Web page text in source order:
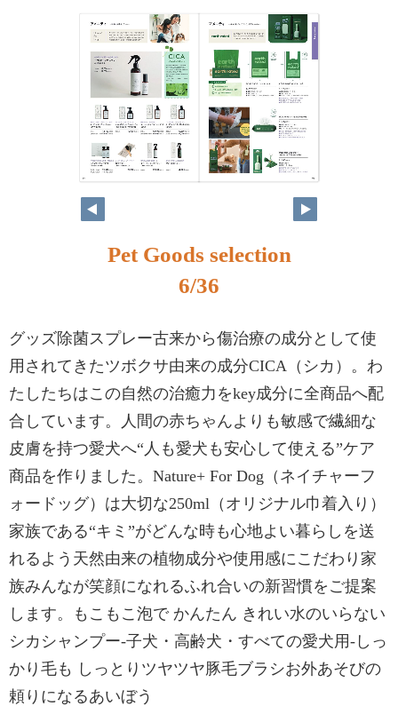
Pet Goods selection
6/36
グッズ除菌スプレー古来から傷治療の成分として使
用されてきたツボクサ由来の成分CICA（シカ）。わ
たしたちはこの自然の治癒力をkey成分に全商品へ配
合しています。人間の赤ちゃんよりも敏感で繊細な
皮膚を持つ愛犬へ“人も愛犬も安心して使える”ケア
商品を作りました。Nature+ For Dog（ネイチャーフ
ォードッグ）は大切な250ml（オリジナル巾着入り）
家族である“キミ”がどんな時も心地よい暮らしを送
れるよう天然由来の植物成分や使用感にこだわり家
族みんなが笑顔になれるふれ合いの新習慣をご提案
します。もこもこ泡で かんたん きれい水のいらない
シカシャンプー-子犬・高齢犬・すべての愛犬用-しっ
かり毛も しっとりツヤツヤ豚毛ブラシお外あそびの
頼りになるあいぼう